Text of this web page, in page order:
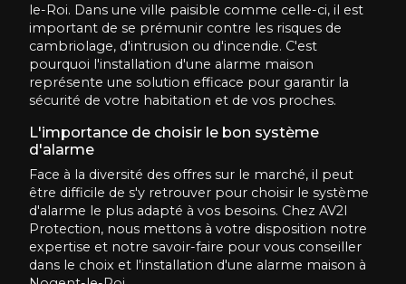
le-Roi. Dans une ville paisible comme celle-ci, il est
important de se prémunir contre les risques de
cambriolage, d'intrusion ou d'incendie. C'est
pourquoi l'installation d'une alarme maison
représente une solution efficace pour garantir la
sécurité de votre habitation et de vos proches.
L'importance de choisir le bon système
d'alarme
Face à la diversité des offres sur le marché, il peut
être difficile de s'y retrouver pour choisir le système
d'alarme le plus adapté à vos besoins. Chez AV2I
Protection, nous mettons à votre disposition notre
expertise et notre savoir-faire pour vous conseiller
dans le choix et l'installation d'une alarme maison à